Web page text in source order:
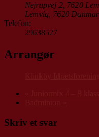
Nejrupvej 2, 7620
Lemvig 7620
Telefon:
29638527
Arrangør
Skriv et svar